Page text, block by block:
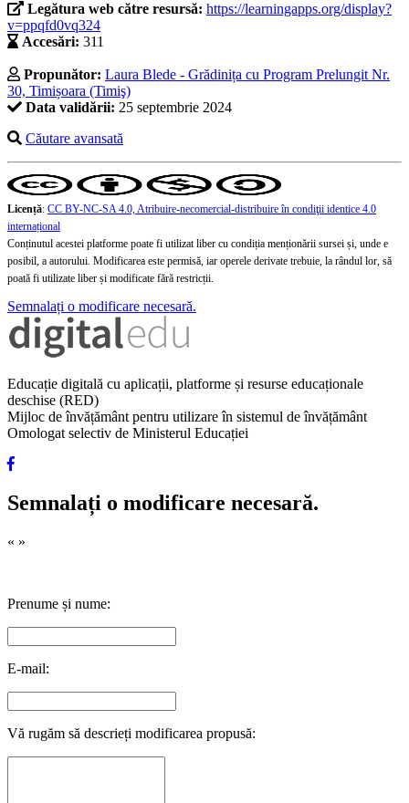
Legătura web către resursă: https://learningapps.org/display?
v=ppqfd0vq324
Accesări: 311
Propunător: Laura Blede - Grădinița cu Program Prelungit Nr.
30, Timișoara (Timiş)
Data validării: 25 septembrie 2024
Căutare avansată
Licență: CC BY-NC-SA 4.0, Atribuire-necomercial-distribuire în condiţii identice 4.0
internațional
Conținutul acestei platforme poate fi utilizat liber cu condiția menționării sursei și, unde e
posibil, a autorului. Modificarea este permisă, iar operele derivate trebuie, la rândul lor, să
poată fi utilizate liber și modificate fără restricții.
Semnalați o modificare necesară.
Educație digitală cu aplicații, platforme și resurse educaționale
deschise (RED)
Mijloc de învățământ pentru utilizare în sistemul de învățământ
Omologat selectiv de Ministerul Educației
Semnalați o modificare necesară.
« »
Prenume și nume:
E-mail:
Vă rugăm să descrieți modificarea propusă: